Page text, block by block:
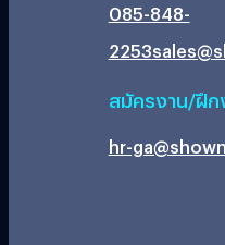
085-848-
2253
สมัครงาน/ฝึก
hr-